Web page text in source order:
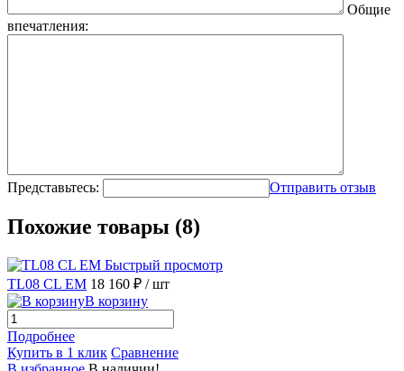
Общие
впечатления:
Представьтесь: Отправить отзыв
Похожие товары (8)
Быстрый просмотр
TL08 CL EM 18 160 ₽ / шт
В корзину
Подробнее
Купить в 1 клик Сравнение